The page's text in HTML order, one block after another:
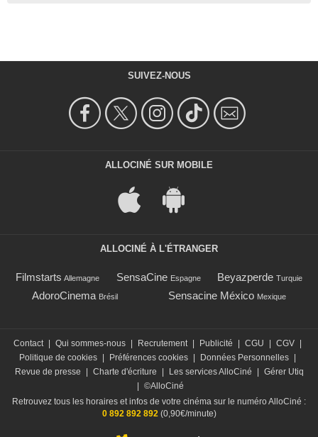
SUIVEZ-NOUS
ALLOCINÉ SUR MOBILE
ALLOCINÉ À L'ÉTRANGER
Filmstarts Allemagne SensaCine Espagne Beyazperde Turquie
AdoroCinema Brésil Sensacine México Mexique
Contact Qui sommes-nous Recrutement Publicité CGU CGV
Politique de cookies
Préférences cookies Données Personnelles
Revue de presse
Charte d'écriture Les services AlloCiné
Gérer Utiq
©AlloCiné
Retrouvez tous les horaires et infos de votre cinéma sur le numéro AlloCiné :
0 892 892 892(0,90€/minute)